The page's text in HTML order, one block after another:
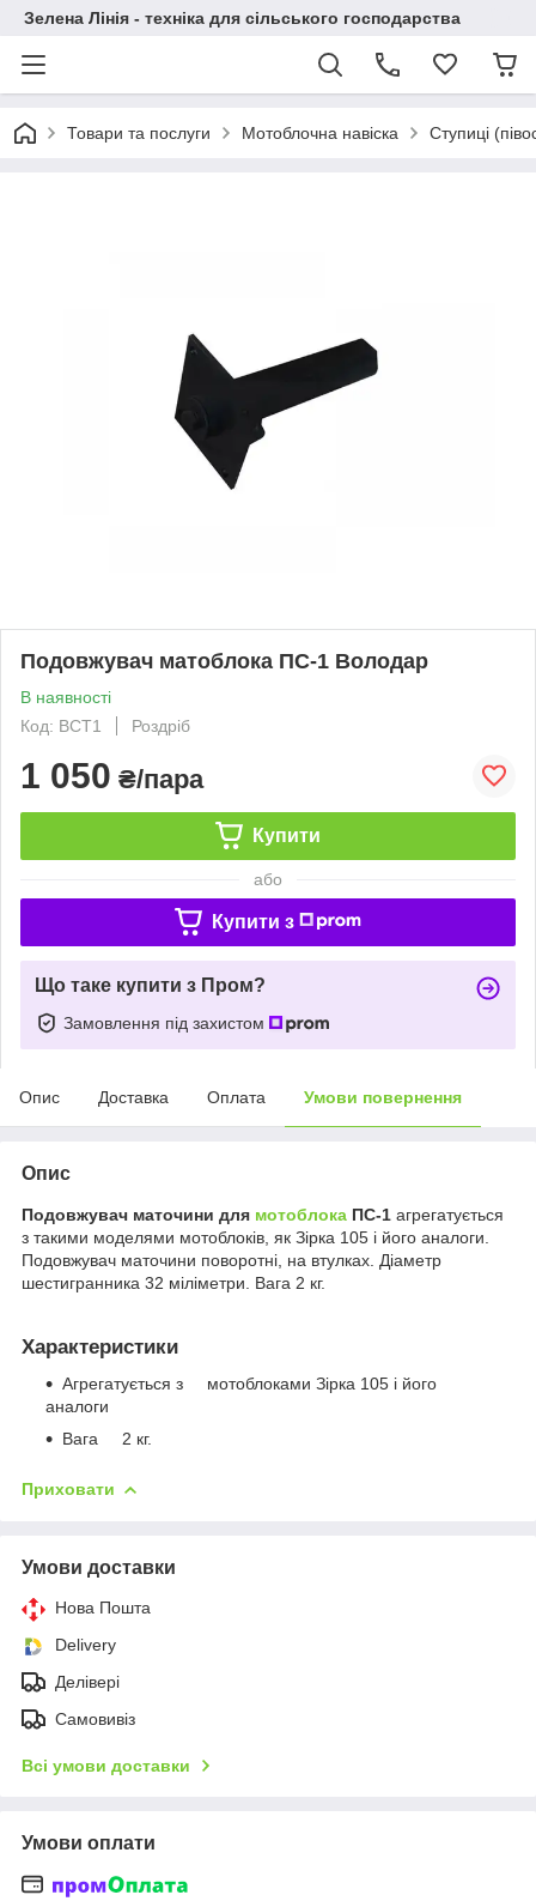
Зелена Лінія - техніка для сільського господарства
Товари та послуги Мотоблочна навіска Ступиці
Подовжувач матоблока ПС-1 Володар
В наявності
Код: ВСТ1
Роздріб
1 050 ₴/пара
Купити
або
Купити з
Що таке купити з Пром?
Замовлення під захистом
Опис Доставка Оплата Умови повернення
Опис
Подовжувач маточини для мотоблока ПС-1 агрегатується
з такими моделями мотоблоків, як Зірка 105 і його аналоги.
Подовжувач маточини поворотні, на втулках. Діаметр
шестигранника 32 міліметри. Вага 2 кг.
Характеристики
Агрегатується з мотоблоками Зірка 105 і його
аналоги
Вага 2 кг.
Приховати
Умови доставки
Нова Пошта
Delivery
Делівері
Самовивіз
Всі умови доставки
Умови оплати